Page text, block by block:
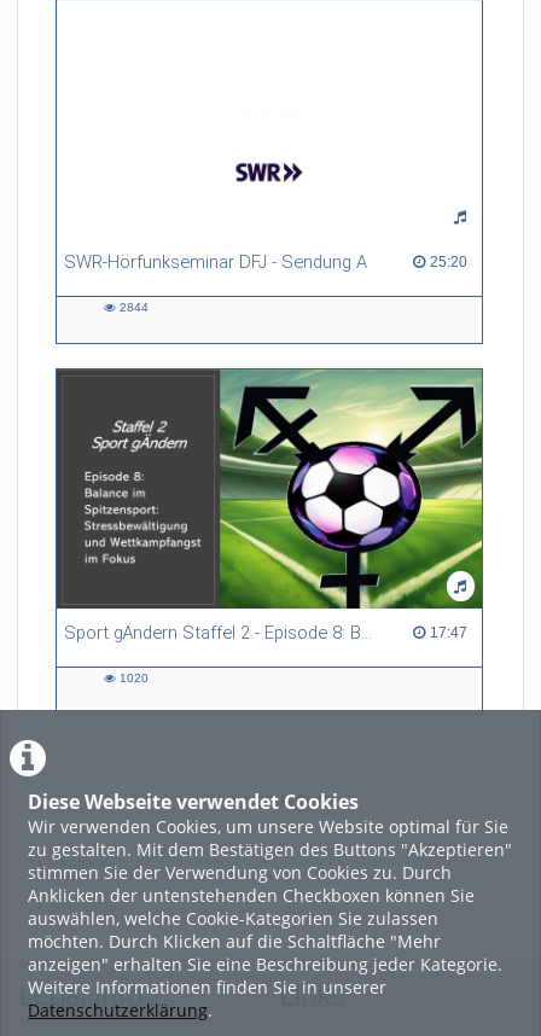
Diese Webseite verwendet Cookies
Wir verwenden Cookies, um unsere Website optimal für Sie
zu gestalten. Mit dem Bestätigen des Buttons "Akzeptieren"
stimmen Sie der Verwendung von Cookies zu. Durch
Anklicken der untenstehenden Checkboxen können Sie
auswählen, welche Cookie-Kategorien Sie zulassen
möchten. Durch Klicken auf die Schaltfläche "Mehr
anzeigen" erhalten Sie eine Beschreibung jeder Kategorie.
Weitere Informationen finden Sie in unserer
Datenschutzerklärung.
SWR-Hörfunkseminar DFJ - Sendung A 25:20
25:20 duration
2844
Sport gÄndern Staffel 2 - Episode 8: Balance im Spitzensport: Stressbewältigung und Wettkampfangst im Fokus 17:47
17:47 duration
1020
LADE MEHR
Featured
Beliebtheit
Legal Info Links